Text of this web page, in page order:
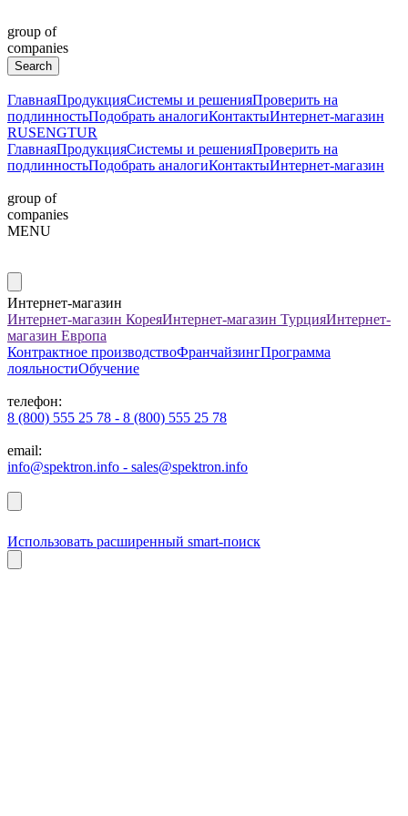
group of
companies
ГлавнаяПродукцияСистемы и решенияПроверить на
подлинностьПодобрать аналогиКонтактыИнтернет-магазин
RUSENGTUR
ГлавнаяПродукцияСистемы и решенияПроверить на
подлинностьПодобрать аналогиКонтактыИнтернет-магазин
group of
companies
MENU
Интернет-магазин
Интернет-магазин КореяИнтернет-магазин ТурцияИнтернет-
магазин Европа
Контрактное производствоФранчайзингПрограмма
лояльностиОбучение
телефон:
8 (800) 555 25 78 - 8 (800) 555 25 78
email:
info@spektron.info - sales@spektron.info
Использовать расширенный smart-поиск